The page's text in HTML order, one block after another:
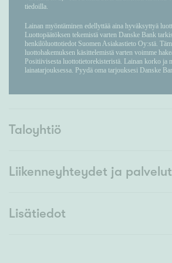
Taloyhtiö
Liikenneyhteydet ja palvelut
Lisätiedot